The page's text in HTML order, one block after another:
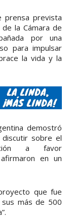
prensa prevista
la Cámara de
por una
para impulsar
la vida y la
demostró
sobre el
a favor
en un
que fue
más de 500